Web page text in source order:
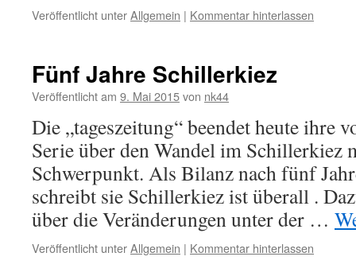
Veröffentlicht unterAllgemein | Kommentar hinterlassen
Fünf Jahre Schillerkiez
Veröffentlicht am 9. Mai 2015von nk44
Die „tageszeitung“ beendet heute ihre
Serie über den Wandel im Schillerkiez
Schwerpunkt. Als Bilanz nach fünf
schreibt sie Schillerkiez ist überall .
über die Veränderungen unter der …
Veröffentlicht unterAllgemein | Kommentar hinterlassen